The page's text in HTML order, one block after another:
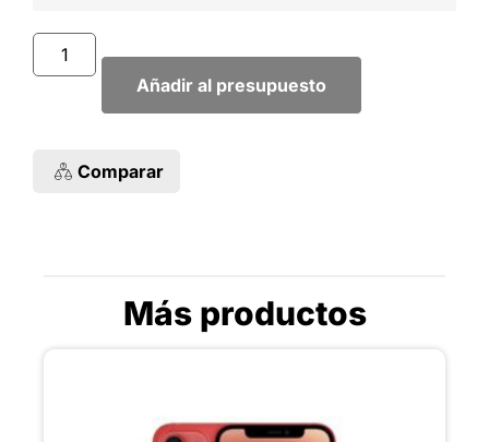
Añadir al presupuesto
Comparar
Más productos